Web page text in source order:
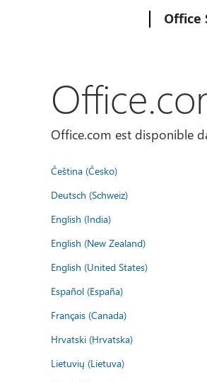
Office
Office.com est disponible
Čeština (Česko)
Deutsch (Schweiz)
English (India)
English (New Zealand)
English (United States)
Español (España)
Français (Canada)
Hrvatski (Hrvatska)
Lietuvių (Lietuva)